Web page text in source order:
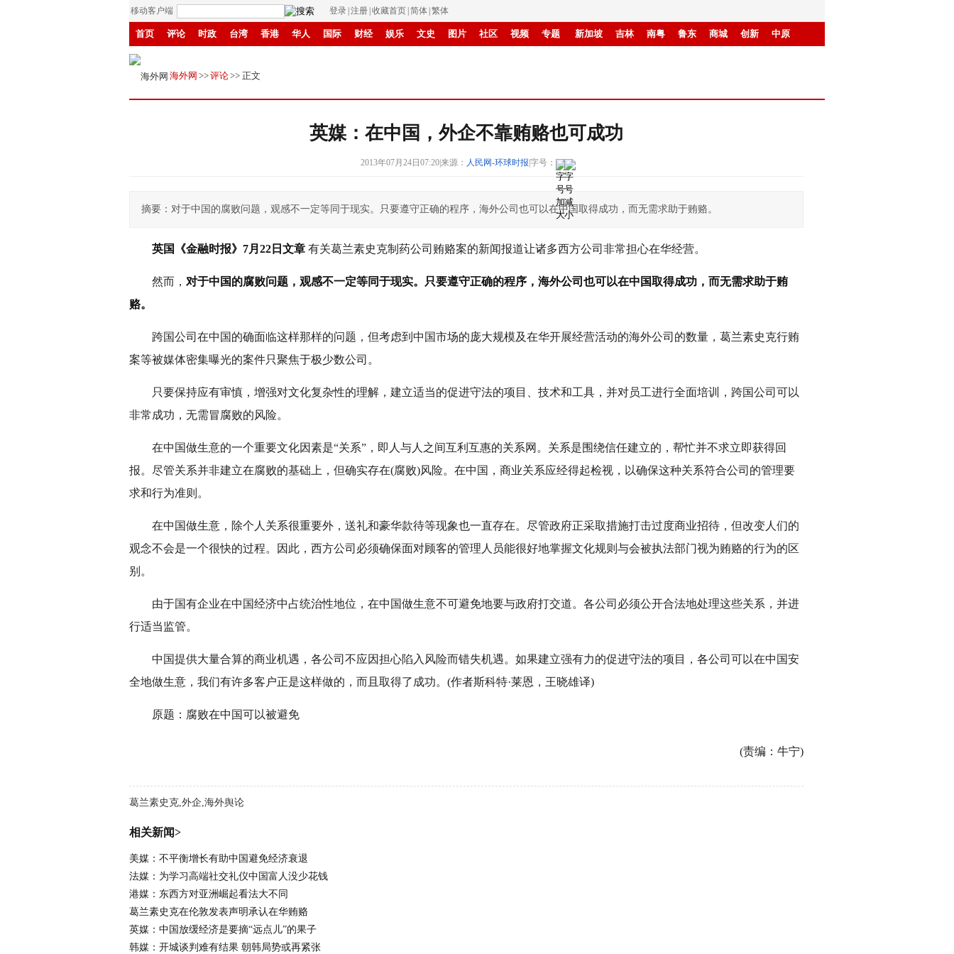
移动客户端 登录 注册 收藏首页 简体 繁体
首页 评论 时政 台湾 香港 华人 国际 财经 娱乐 文史 图片 社区 视频 专题 新加坡 吉林 南粤 鲁东 商城 创新 中原
招商
海外网 >>评论>> 正文
英媒：在中国，外企不靠贿赂也可成功
2013年07月24日07:20|来源： 人民网-环球时报 字号：
摘要：对于中国的腐败问题，观感不一定等同于现实。只要遵守正确的程序，海外公司也可以在中国取得成功，而无需求助于贿赂。
英国《金融时报》7月22日文章 有关葛兰素史克制药公司贿赂案的新闻报道让诸多西方公司非常担心在华经营。
然而， 对于中国的腐败问题，观感不一定等同于现实。只要遵守正确的程序，海外公司也可以在中国取得成功，而无需求助于贿
赂。
跨国公司在中国的确面临这样那样的问题，但考虑到中国市场的庞大规模及在华开展经营活动的海外公司的数量，葛兰素史克行贿
案等被媒体密集曝光的案件只聚焦于极少数公司。
只要保持应有审慎，增强对文化复杂性的理解，建立适当的促进守法的项目、技术和工具，并对员工进行全面培训，跨国公司可以
非常成功，无需冒腐败的风险。
在中国做生意的一个重要文化因素是“关系”，即人与人之间互利互惠的关系网。关系是围绕信任建立的，帮忙并不求立即获得回
报。尽管关系并非建立在腐败的基础上，但确实存在(腐败)风险。在中国，商业关系应经得起检视，以确保这种关系符合公司的管理要
求和行为准则。
在中国做生意，除个人关系很重要外，送礼和豪华款待等现象也一直存在。尽管政府正采取措施打击过度商业招待，但改变人们的
观念不会是一个很快的过程。因此，西方公司必须确保面对顾客的管理人员能很好地掌握文化规则与会被执法部门视为贿赂的行为的区
别。
由于国有企业在中国经济中占统治性地位，在中国做生意不可避免地要与政府打交道。各公司必须公开合法地处理这些关系，并进
行适当监管。
中国提供大量合算的商业机遇，各公司不应因担心陷入风险而错失机遇。如果建立强有力的促进守法的项目，各公司可以在中国安
全地做生意，我们有许多客户正是这样做的，而且取得了成功。(作者斯科特·莱恩，王晓雄译)
原题：腐败在中国可以被避免
(责编：牛宁)
葛兰素史克,外企,海外舆论
相关新闻>
美媒：不平衡增长有助中国避免经济衰退
法媒：为学习高端社交礼仪中国富人没少花钱
港媒：东西方对亚洲崛起看法大不同
葛兰素史克在伦敦发表声明承认在华贿赂
英媒：中国放缓经济是要摘“远点儿”的果子
韩媒：开城谈判难有结果 朝韩局势或再紧张